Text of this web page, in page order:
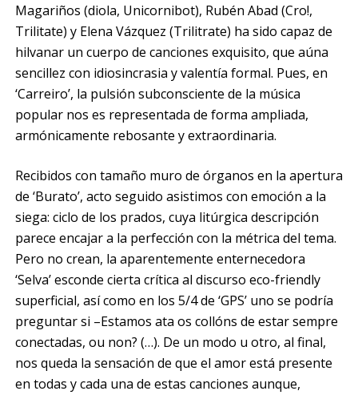
Magariños (diola, Unicornibot), Rubén Abad (Cro!,
Trilitate) y Elena Vázquez (Trilitrate) ha sido capaz de
hilvanar un cuerpo de canciones exquisito, que aúna
sencillez con idiosincrasia y valentía formal. Pues, en
‘Carreiro’, la pulsión subconsciente de la música
popular nos es representada de forma ampliada,
armónicamente rebosante y extraordinaria.
Recibidos con tamaño muro de órganos en la apertura
de ‘Burato’, acto seguido asistimos con emoción a la
siega: ciclo de los prados, cuya litúrgica descripción
parece encajar a la perfección con la métrica del tema.
Pero no crean, la aparentemente enternecedora
‘Selva’ esconde cierta crítica al discurso eco-friendly
superficial, así como en los 5/4 de ‘GPS’ uno se podría
preguntar si –Estamos ata os collóns de estar sempre
conectadas, ou non? (…). De un modo u otro, al final,
nos queda la sensación de que el amor está presente
en todas y cada una de estas canciones aunque,